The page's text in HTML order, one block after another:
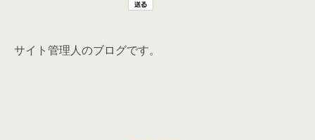
サイト管理人のブログです。